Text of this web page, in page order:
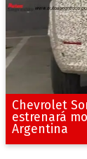
Chevrolet
estrenará
Argentina